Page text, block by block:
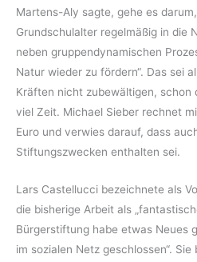
Martens-Aly sagte, gehe es
Grundschulalter regelmäßig in die
neben gruppendynamischen
Natur wieder zu fördern“. Das sei
Kräften nicht zubewältigen, schon
viel Zeit. Michael Sieber rechnet
Euro und verwies darauf, dass
Stiftungszwecken enthalten sei.
Lars Castellucci bezeichnete als
die bisherige Arbeit als
Bürgerstiftung habe etwas Neues
im sozialen Netz geschlossen“.